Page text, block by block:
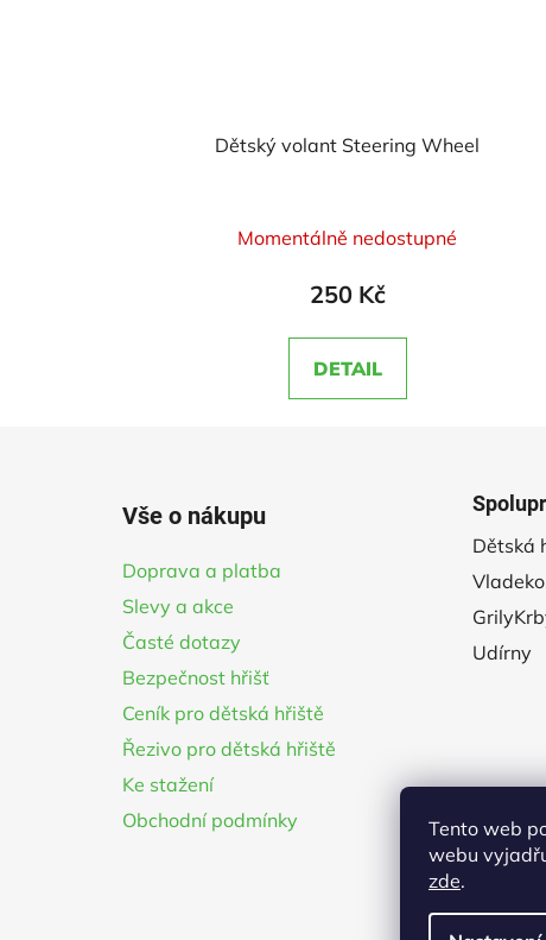
Tento web
webu
zde.
Dětský volant Steering Wheel
hodnocení
produktu
5,0
z
Momentálně nedostupné
250 Kč
DETAIL
Vše o nákupu
Doprava a platba
Slevy a akce
Časté dotazy
Bezpečnost hřišť
Ceník pro dětská hřiště
Řezivo pro dětská hřiště
Ke stažení
Obchodní podmínky
Dětská
Udírny